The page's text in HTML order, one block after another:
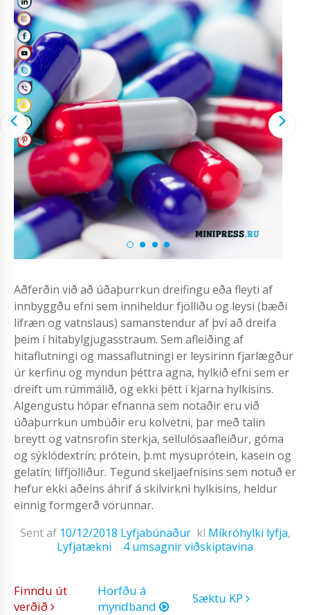
Aðferðin við að úðaþurrkun dreifingu eða fleyti af
innbyggðu efni sem inniheldur fjölliðu og leysi (bæði
lífræn og vatnslaus) samanstendur af því að dreifa
þeim í hitabylgjugasstraum. Sem afleiðing af
hitaflutningi og massaflutningi er leysirinn fjarlægður
úr kerfinu og myndun þéttra agna, hylkið efni sem er
dreift um rúmmálið, og ekki þétt í kjarna hylkisins.
Algengustu hópar efnanna sem notaðir eru við
úðaþurrkun umbúðir eru kolvetni, þar með talin
breytt og vatnsrofin sterkja, sellulósaafleiður, góma
og sýklódextrín; prótein, þ.mt mysuprótein, kasein og
gelatín; líffjölliður. Tegund skeljaefnisins sem notuð er
hefur ekki aðeins áhrif á skilvirkni hylkisins, heldur
einnig formgerð vörunnar.
Sent af 10/12/2018 Lyfjabúnaður kl Míkróhylki lyfja,
Lyfjatækni
4 umsagnir viðskiptavina
Finndu út
verðið
Horfðu á
myndband
Sæktu KP